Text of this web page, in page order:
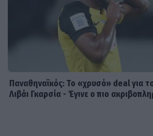
Παναθηναϊκός: Το «χρυσό» deal για
Λιβάι Γκαρσία - Έγινε ο πιο